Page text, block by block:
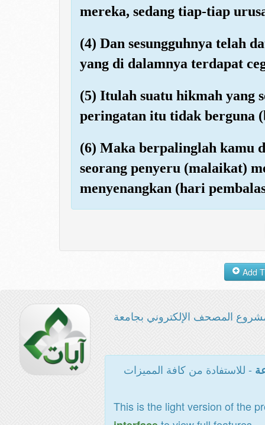
mereka, sedang tiap-tiap
(4) Dan sesungguhnya telah
yang di dalamnya terdapat
(5) Itulah suatu hikmah yang
peringatan itu tidak berguna
(6) Maka berpalinglah kamu
seorang penyeru (malaikat)
menyenangkan (hari
المصحف الإلكتروني بجامعة
- للاستفادة من كافة المميزات
This is the light version of the